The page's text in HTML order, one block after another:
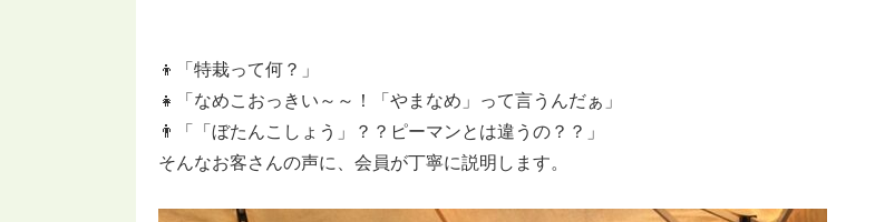
👦「特栽って何？」
👧「なめこおっきい～～！「やまなめ」って言うんだぁ」
👨「「ぼたんこしょう」？？ピーマンとは違うの？？」
そんなお客さんの声に、会員が丁寧に説明します。